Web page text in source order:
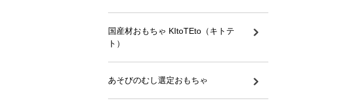
国産材おもちゃ KItoTEto（キトテ
ト）
あそびのむし選定おもちゃ